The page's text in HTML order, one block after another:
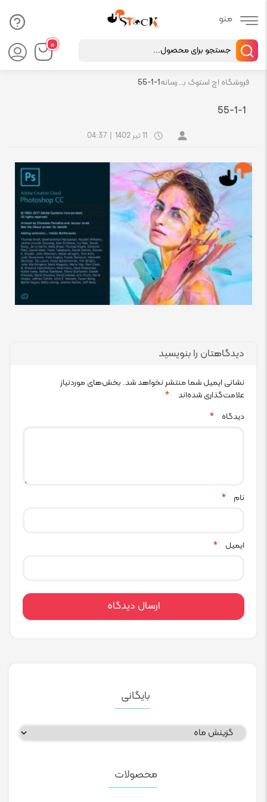
۰
Products
search
فروشگاه اچ استوک بازار انلاین تجهیزات کامپیوتر استوکرسانه55-1-1
55-1-1
11 تیر 1402 04:37
دیدگاهتان را بنویسید
نشانی ایمیل شما منتشر نخواهد شد. بخش‌های موردنیاز
علامت‌گذاری شده‌اند
*
دیدگاه
*
نام *
ایمیل *
بایگانی
بایگانی
محصولات